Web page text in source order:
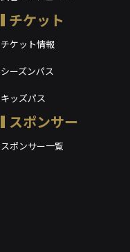
チケット
チケット情報
シーズンパス
キッズパス
スポンサー
スポンサー一覧